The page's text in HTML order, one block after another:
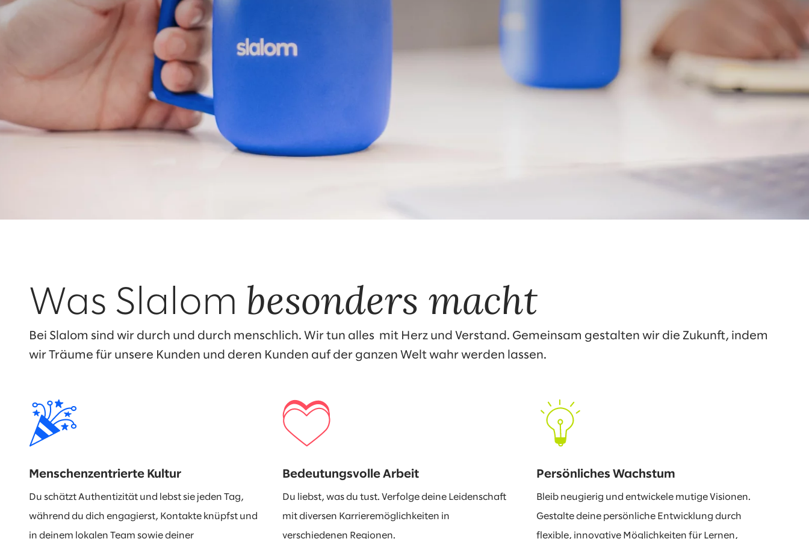
Was Slalom besonders macht
Bei Slalom sind wir durch und durch menschlich. Wir tun alles mit Herz und Verstand. Gemeinsam gestalten wir die Zukunft, indem
wir Träume für unsere Kunden und deren Kunden auf der ganzen Welt wahr werden lassen.
Menschenzentrierte Kultur
Du schätzt Authentizität und lebst sie jeden Tag,
während du dich engagierst, Kontakte knüpfst und
in deinem lokalen Team sowie deiner
Bedeutungsvolle Arbeit
Du liebst, was du tust. Verfolge deine Leidenschaft
mit diversen Karrieremöglichkeiten in
verschiedenen Regionen.
Persönliches Wachstum
Bleib neugierig und entwickele mutige Visionen.
Gestalte deine persönliche Entwicklung durch
flexible, innovative Möglichkeiten für Lernen,